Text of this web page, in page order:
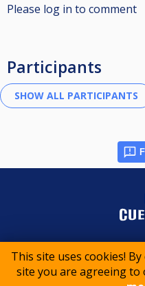
This site uses cookies!
site you are agreeing to
Please log in to comment
Participants
© 2015-2026